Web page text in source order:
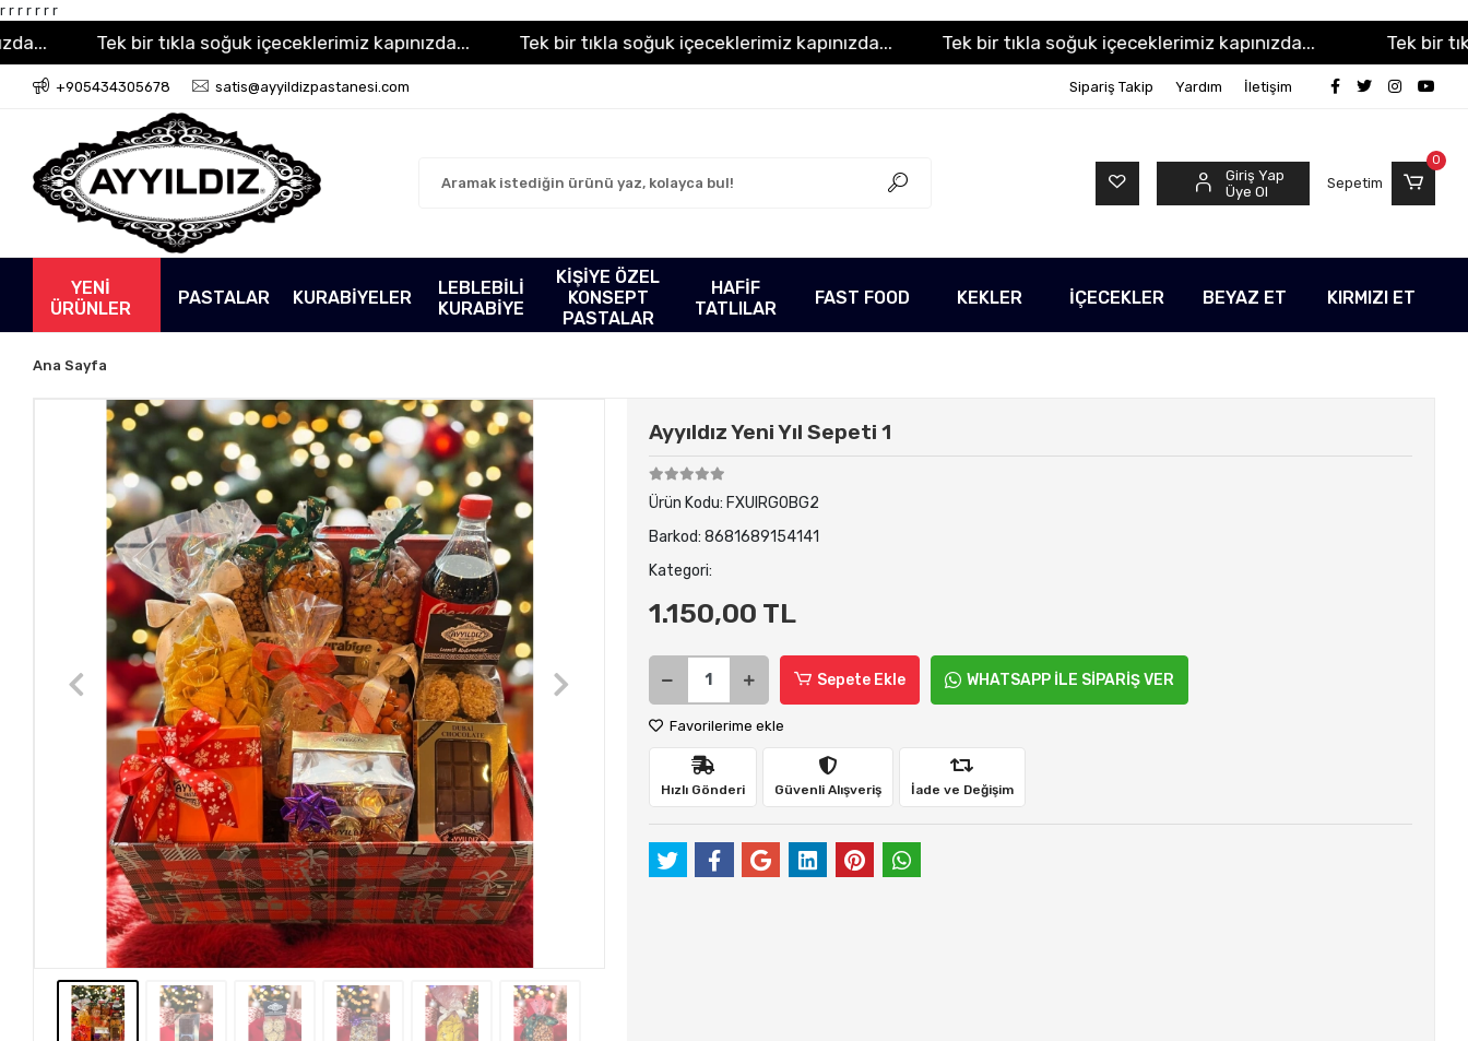
r r r r r r r
Tek bir tıkla soğuk içeceklerimiz kapınızda... Tek bir tıkla soğuk içeceklerimiz kapınızda... Tek bir tıkla soğuk içeceklerimiz kapınızda... Tek bir tıkla
+905434305678 satis@ayyildizpastanesi.com Sipariş Takip Yardım İletişim
Giriş Yap
Üye Ol
Sepetim
0
YENİ
ÜRÜNLER
PASTALAR KURABİYELER
LEBLEBİLİ
KURABİYE
KİŞİYE ÖZEL
KONSEPT
PASTALAR
HAFİF
TATLILAR
FAST FOOD KEKLER İÇECEKLER BEYAZ ET KIRMIZI ET
Ana Sayfa
Ayyıldız Yeni Yıl Sepeti 1
Ürün Kodu: FXUIRG0BG2
Barkod: 8681689154141
Kategori:
1.150,00 TL
Sepete Ekle WHATSAPP İLE SİPARİŞ VER
Favorilerime ekle
Hızlı Gönderi Güvenli Alışveriş İade ve Değişim